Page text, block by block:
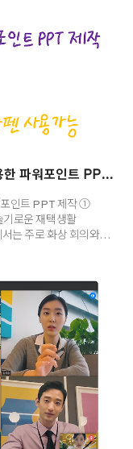
하는 모양을 만들기
등 내가 원하는 대로
기입하려면 엑셀 창이
오늘 소개하는 방법은
[슬기로운 재택생활] 와콤 타블렛을 활용한 파워포인트 PPT 제작 ① 손글씨
포인트 PPT 제작 ①
기로운 재택생활
는 주로 화상 회의와
나눌 수 있습니다. 첫
래프인데요, 오늘은
개할게요! :) 혹시
아마 한 번도 본 적
PC에 연결된 경우에만